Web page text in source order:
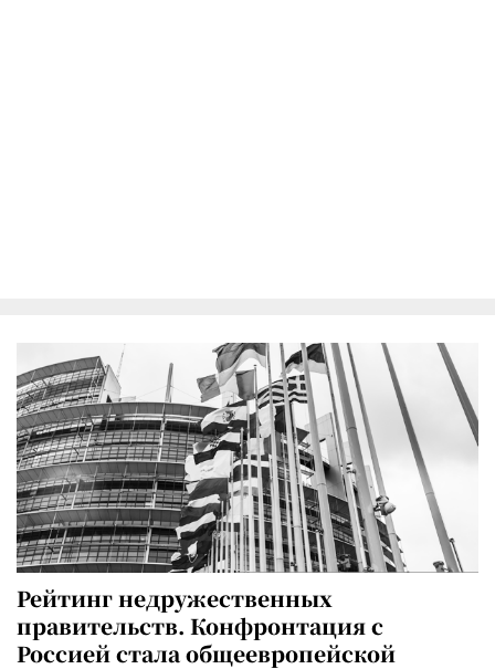
Рейтинг недружественных
правительств. Конфронтация с
Россией стала общеевропейской